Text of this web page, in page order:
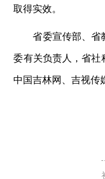
取得实效。
省委宣传部、省
委有关负责人，省社
中国吉林网、吉视传